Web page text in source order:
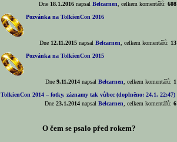
Dne 18.1.2016napsal Belcarnen , celkem komentářů: 608
Pozvánka na TolkienCon 2016
Dne 12.11.2015napsal Belcarnen , celkem komentářů: 13
Pozvánka na TolkienCon 2015
Dne 9.11.2014napsal Belcarnen , celkem komentářů: 1
TolkienCon 2014 – fotky, záznamy tak vůbec (doplněno: 24.1. 22:47)
Dne 23.1.2014napsal Belcarnen , celkem komentářů: 6
O čem se psalo před rokem?